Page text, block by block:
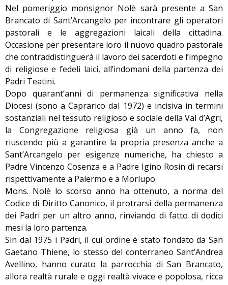
Nel pomeriggio monsignor Nolè sarà presente a San
Brancato di Sant’Arcangelo per incontrare gli operatori
pastorali e le aggregazioni laicali della cittadina.
Occasione per presentare loro il nuovo quadro pastorale
che contraddistinguerà il lavoro dei sacerdoti e l’impegno
di religiose e fedeli laici, all’indomani della partenza dei
Padri Teatini.
Dopo quarant’anni di permanenza significativa nella
Diocesi (sono a Caprarico dal 1972) e incisiva in termini
sostanziali nel tessuto religioso e sociale della Val d’Agri,
la Congregazione religiosa già un anno fa, non
riuscendo più a garantire la propria presenza anche a
Sant’Arcangelo per esigenze numeriche, ha chiesto a
Padre Vincenzo Cosenza e a Padre Igino Rosin di recarsi
rispettivamente a Palermo e a Morlupo.
Mons. Nolè lo scorso anno ha ottenuto, a norma del
Codice di Diritto Canonico, il protrarsi della permanenza
dei Padri per un altro anno, rinviando di fatto di dodici
mesi la loro partenza.
Sin dal 1975 i Padri, il cui ordine è stato fondato da San
Gaetano Thiene, lo stesso del conterraneo Sant’Andrea
Avellino, hanno curato la parrocchia di San Brancato,
allora realtà rurale e oggi realtà vivace e popolosa, ricca